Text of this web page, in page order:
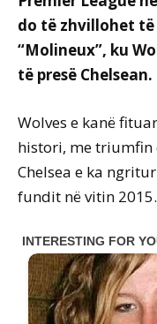
do të zhvillohet
“Molineux”, ku
të presë Chelsean.
Wolves e kanë
histori, me triumfin
Chelsea e ka
fundit në vitin 2015.